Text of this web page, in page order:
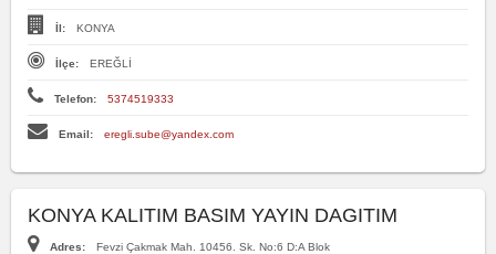
İl: KONYA
İlçe: EREĞLİ
Telefon: 5374519333
Email: eregli.sube@yandex.com
KONYA KALITIM BASIM YAYIN DAGITIM
Adres: Fevzi Çakmak Mah. 10456. Sk. No:6 D:A Blok